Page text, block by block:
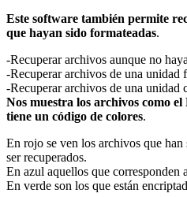
Este software también permite
que hayan sido formateadas.
-Recuperar archivos aunque no
-Recuperar archivos de una unidad
-Recuperar archivos de una unidad
Nos muestra los archivos como
tiene un código de colores.
En rojo se ven los archivos que
ser recuperados.
En azul aquellos que corresponden
En verde son los que están